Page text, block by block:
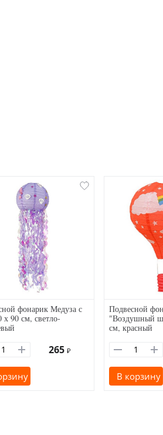
фонарик Медуза с
х 90 см, светло-
265 ₽
Подвесной
"Воздушный
см, красный
В корзину